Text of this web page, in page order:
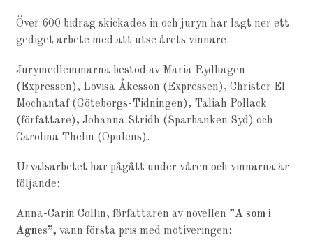
Över 600 bidrag skickades in och juryn har lagt ner ett
gediget arbete med att utse årets vinnare.
Jurymedlemmarna bestod av Maria Rydhagen
(Expressen), Lovisa Åkesson (Expressen), Christer El-
Mochantaf (Göteborgs-Tidningen), Taliah Pollack
(författare), Johanna Stridh (Sparbanken Syd) och
Carolina Thelin (Opulens).
Urvalsarbetet har pågått under våren och vinnarna är
följande:
Anna-Carin Collin, författaren av novellen ”A som i
Agnes”,vann första pris med motiveringen: